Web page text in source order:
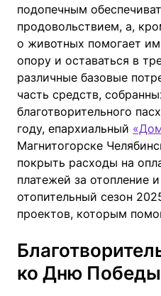
подопечным
продовольствием, а,
о животных помогает
опору и оставаться в
различные базовые
часть средств,
благотворительного
году, епархиальный
Магнитогорске
покрыть расходы на
платежей за отопление
отопительный сезон
проектов, которым
ко Дню Победы